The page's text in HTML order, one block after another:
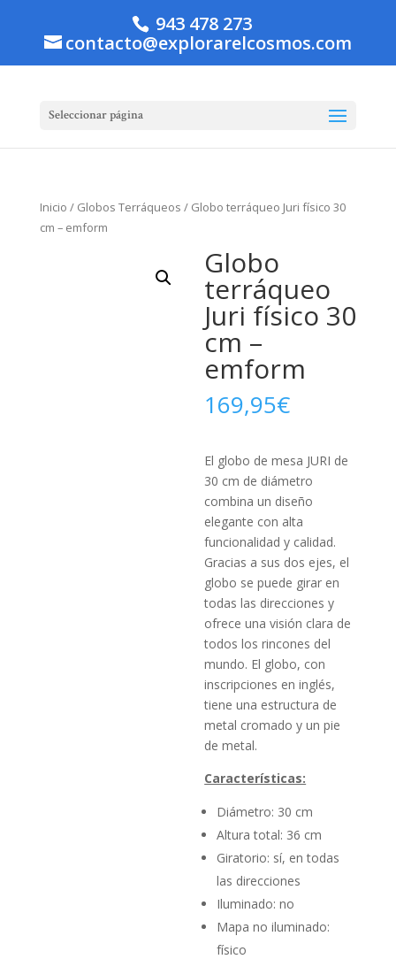
943 478 273
contacto@explorarelcosmos.com
Seleccionar página
Inicio / Globos Terráqueos / Globo terráqueo Juri físico 30
cm – emform
Globo
terráqueo
Juri físico 30
cm –
emform
169,95€
El globo de mesa JURI de
30 cm de diámetro
combina un diseño
elegante con alta
funcionalidad y calidad.
Gracias a sus dos ejes, el
globo se puede girar en
todas las direcciones y
ofrece una visión clara de
todos los rincones del
mundo. El globo, con
inscripciones en inglés,
tiene una estructura de
metal cromado y un pie
de metal.
Características:
Diámetro: 30 cm
Altura total: 36 cm
Giratorio: sí, en todas
las direcciones
Iluminado: no
Mapa no iluminado:
físico